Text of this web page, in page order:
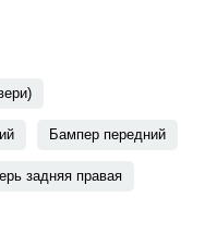
Бампер передний
задняя правая